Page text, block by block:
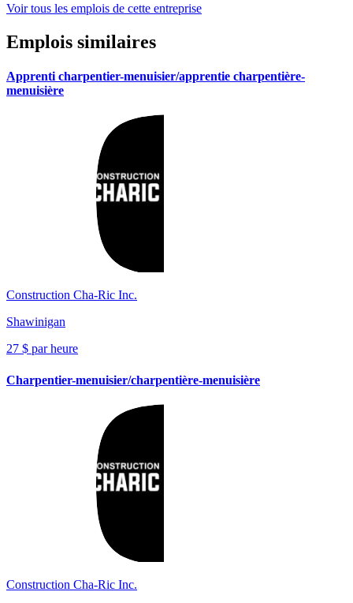
Voir tous les emplois de cette entreprise
Emplois similaires
Apprenti charpentier-menuisier/apprentie charpentière-
menuisière
Construction Cha-Ric Inc.
Shawinigan
27 $ par heure
Charpentier-menuisier/charpentière-menuisière
Construction Cha-Ric Inc.